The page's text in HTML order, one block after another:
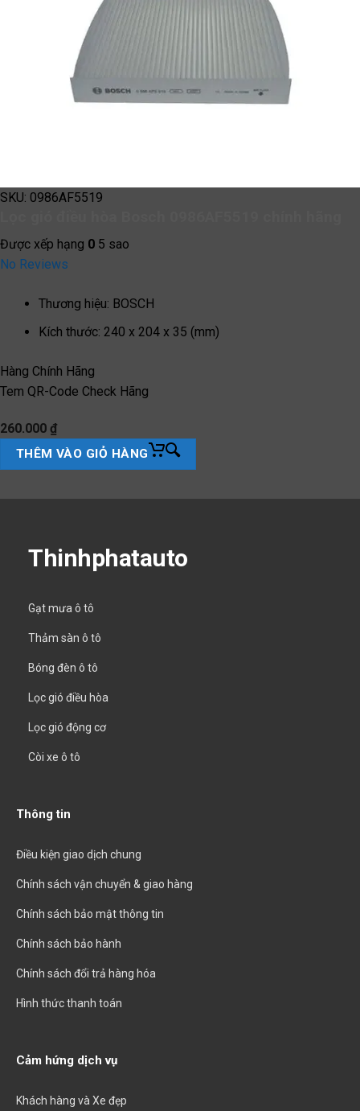
SKU: 0986AF5519
Được xếp hạng 0 5 sao
No Reviews
Thương hiệu: BOSCH
Kích thước: 240 x 204 x 35 (mm)
Hàng Chính Hãng
Tem QR-Code Check Hãng
260.000 ₫
THÊM VÀO GIỎ HÀNG
Thinhphatauto
Gạt mưa ô tô
Thảm sàn ô tô
Bóng đèn ô tô
Lọc gió điều hòa
Lọc gió động cơ
Còi xe ô tô
Thông tin
Điều kiện giao dịch chung
Chính sách vận chuyển & giao hàng
Chính sách bảo mật thông tin
Chính sách bảo hành
Chính sách đổi trả hàng hóa
Hình thức thanh toán
Cảm hứng dịch vụ
Khách hàng và Xe đẹp